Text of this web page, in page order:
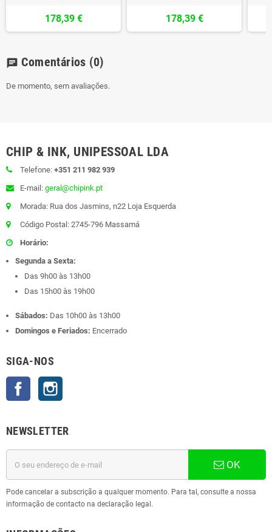
178,39 € 178,39 €
chat Comentários (0)
De momento, sem avaliações.
CHIP & INK, UNIPESSOAL LDA
Telefone: +351 211 982 939
E-mail: geral@chipink.pt
Morada: Rua dos Jasmins, n22 Loja Esquerda
Código Postal: 2745-796 Massamá
Horário:
Segunda a Sexta:
Das 9h00 às 13h00
Das 15h00 às 19h00
Sábados: Das 10h00 às 13h00
Domingos e Feriados: Encerrado
SIGA-NOS
Facebook
NEWSLETTER
OK
Pode cancelar a subscrição a qualquer momento. Para tal, consulte a nossa
informação de contacto na declaração legal.